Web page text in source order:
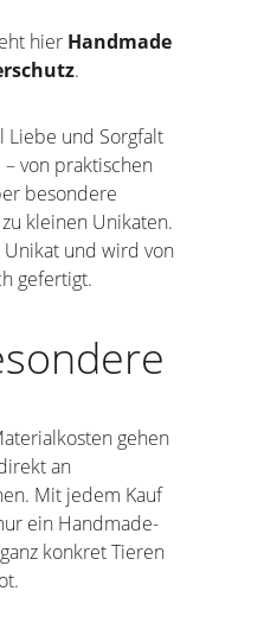
hier Handmade
.
Liebe und Sorgfalt
von praktischen
besondere
kleinen Unikaten.
Unikat und wird von
gefertigt.
gehen
an
Mit jedem Kauf
ein Handmade-
konkret Tieren